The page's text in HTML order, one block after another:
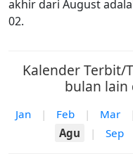
akhir dari August
02.
Kalender Terbit/
bulan lain
Jan | Feb | Mar
Agu
| Sep